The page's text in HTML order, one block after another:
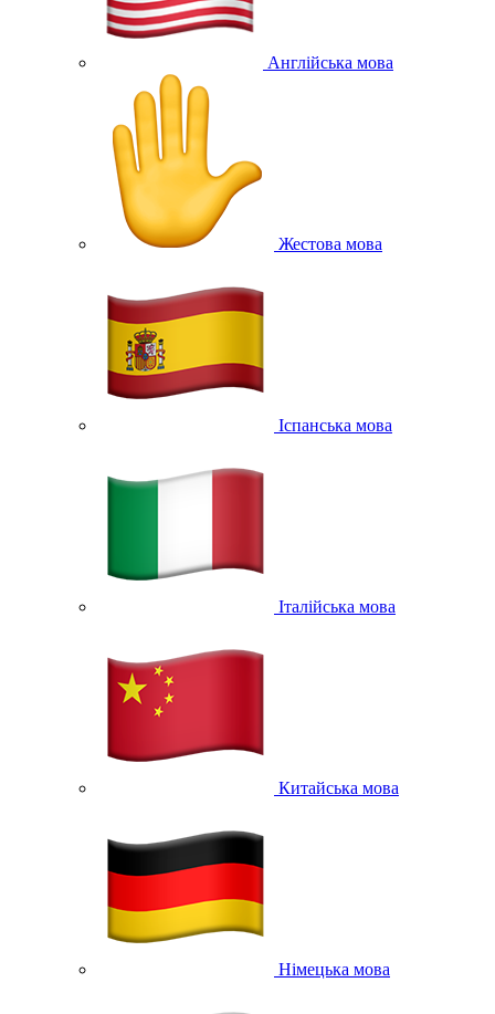
Англійська мова
Жестова мова
Іспанська мова
Італійська мова
Китайська мова
Німецька мова